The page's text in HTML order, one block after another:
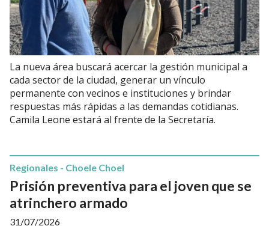
La nueva área buscará acercar la gestión municipal a
cada sector de la ciudad, generar un vínculo
permanente con vecinos e instituciones y brindar
respuestas más rápidas a las demandas cotidianas.
Camila Leone estará al frente de la Secretaría.
Prisión preventiva para el joven que se
atrinchero armado
Regionales - Choele Choel
31/07/2026